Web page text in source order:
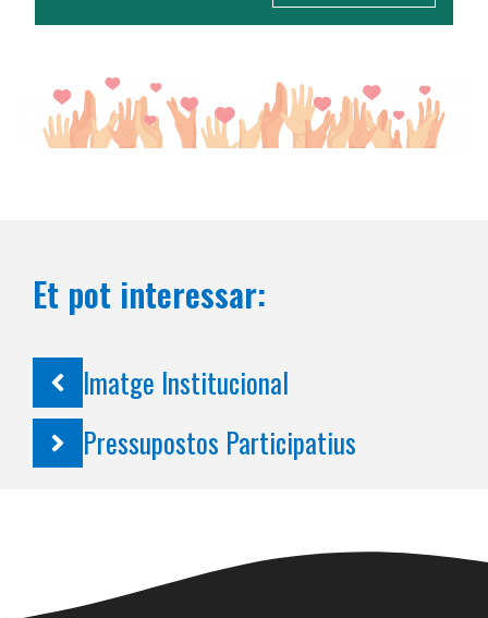
Et pot interessar:
Imatge Institucional
Pressupostos Participatius